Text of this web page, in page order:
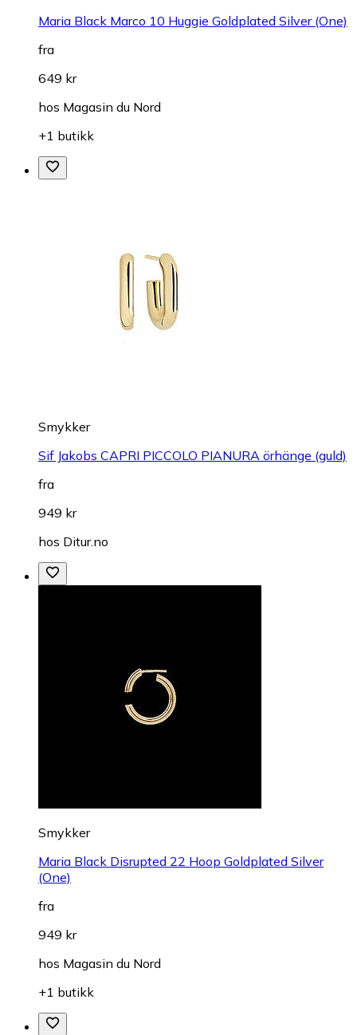
Maria Black Marco 10 Huggie Goldplated Silver (One)
fra
649 kr
hos Magasin du Nord
+1 butikk
Smykker
Sif Jakobs CAPRI PICCOLO PIANURA örhänge (guld)
fra
949 kr
hos Ditur.no
Smykker
Maria Black Disrupted 22 Hoop Goldplated Silver
(One)
fra
949 kr
hos Magasin du Nord
+1 butikk